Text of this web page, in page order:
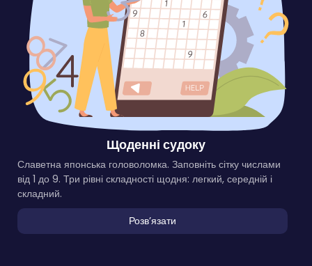
Щоденні судоку
Славетна японська головоломка. Заповніть сітку числами
від 1 до 9. Три рівні складності щодня: легкий, середній і
складний.
Розвʼязати